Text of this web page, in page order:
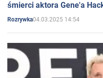
śmierci aktora Gene'a
Rozrywka04.03.2025 14:54